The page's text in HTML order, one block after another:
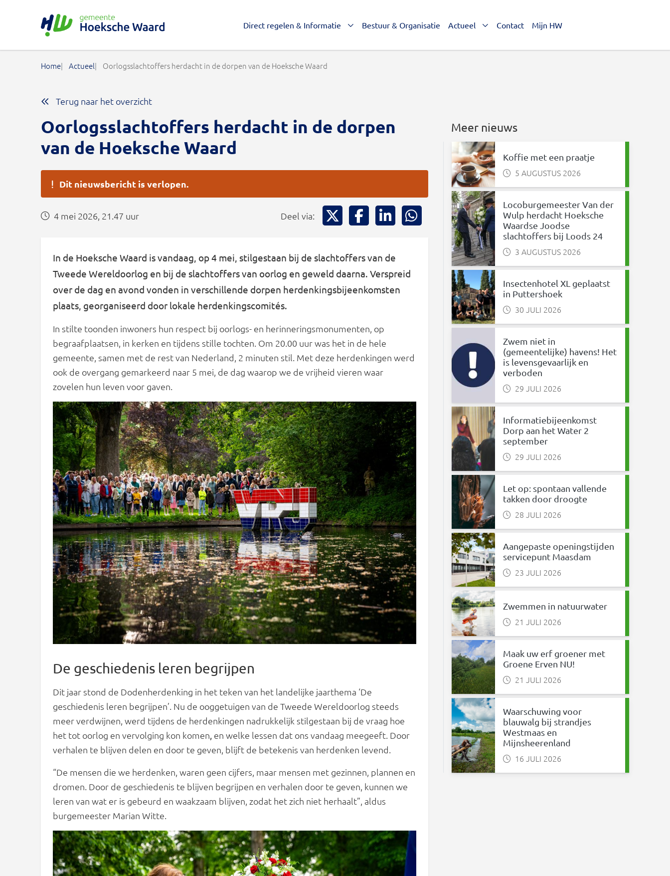
Direct regelen & Informatie Bestuur & Organisatie Actueel Contact Mijn HW
Home Actueel Oorlogsslachtoffers herdacht in de dorpen van de Hoeksche Waard
Terug naar het overzicht
Oorlogsslachtoffers herdacht in de dorpen
van de Hoeksche Waard
Dit nieuwsbericht is verlopen.
4 mei 2026, 21.47 uur Deel via: Deel via XDeel via Facebook
Deel via LinkedIn
Deel via WhatsApp
In de Hoeksche Waard is vandaag, op 4 mei, stilgestaan bij de slachtoffers van de
Tweede Wereldoorlog en bij de slachtoffers van oorlog en geweld daarna. Verspreid
over de dag en avond vonden in verschillende dorpen herdenkingsbijeenkomsten
plaats, georganiseerd door lokale herdenkingscomités.
In stilte toonden inwoners hun respect bij oorlogs- en herinneringsmonumenten, op
begraafplaatsen, in kerken en tijdens stille tochten. Om 20.00 uur was het in de hele
gemeente, samen met de rest van Nederland, 2 minuten stil. Met deze herdenkingen werd
ook de overgang gemarkeerd naar 5 mei, de dag waarop we de vrijheid vieren waar
zovelen hun leven voor gaven.
De geschiedenis leren begrijpen
Dit jaar stond de Dodenherdenking in het teken van het landelijke jaarthema ‘De
geschiedenis leren begrijpen’. Nu de ooggetuigen van de Tweede Wereldoorlog steeds
meer verdwijnen, werd tijdens de herdenkingen nadrukkelijk stilgestaan bij de vraag hoe
het tot oorlog en vervolging kon komen, en welke lessen dat ons vandaag meegeeft. Door
verhalen te blijven delen en door te geven, blijft de betekenis van herdenken levend.
“De mensen die we herdenken, waren geen cijfers, maar mensen met gezinnen, plannen en
dromen. Door de geschiedenis te blijven begrijpen en verhalen door te geven, kunnen we
leren van wat er is gebeurd en waakzaam blijven, zodat het zich niet herhaalt”, aldus
burgemeester Marian Witte.
Meer nieuws
Koffie met een praatje
5 AUGUSTUS 2026
Locoburgemeester Van der
Wulp herdacht Hoeksche
Waardse Joodse
slachtoffers bij Loods 24
3 AUGUSTUS 2026
Insectenhotel XL geplaatst
in Puttershoek
30 JULI 2026
Zwem niet in
(gemeentelijke) havens! Het
is levensgevaarlijk en
verboden
29 JULI 2026
Informatiebijeenkomst
Dorp aan het Water 2
september
29 JULI 2026
Let op: spontaan vallende
takken door droogte
28 JULI 2026
Aangepaste openingstijden
servicepunt Maasdam
23 JULI 2026
Zwemmen in natuurwater
21 JULI 2026
Maak uw erf groener met
Groene Erven NU!
21 JULI 2026
Waarschuwing voor
blauwalg bij strandjes
Westmaas en
Mijnsheerenland
16 JULI 2026